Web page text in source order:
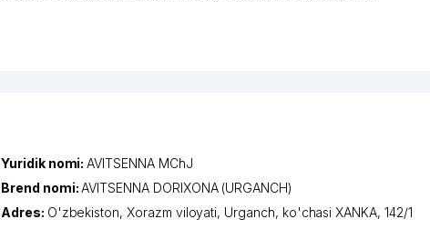
Yuridik nomi:AVITSENNA MChJ
Brend nomi:AVITSENNA DORIXONA (URGANCH)
Adres: O'zbekiston,Xorazm viloyati, Urganch, ko'chasi XANKA, 142/1